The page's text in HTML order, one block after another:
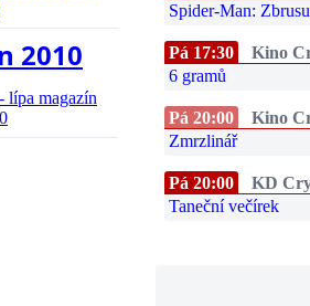
2010
Spider-Man:
Pá 17:30 Kino
6 gramů
Pá 20:00 Kino
Zmrzlinář
Pá 20:00 KD
Taneční večírek